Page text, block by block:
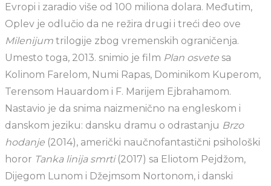
Evropi i zaradio više od 100 miliona dolara. Međutim,
Oplev je odlučio da ne režira drugi i treći deo ove
Milenijum trilogije zbog vremenskih ograničenja.
Umesto toga, 2013. snimio je film Plan osvete sa
Kolinom Farelom, Numi Rapas, Dominikom Kuperom,
Terensom Hauardom i F. Marijem Ejbrahamom.
Nastavio je da snima naizmenično na engleskom i
danskom jeziku: dansku dramu o odrastanju Brzo
hodanje (2014), američki naučnofantastični psihološki
horor Tanka linija smrti(2017) sa Eliotom Pejdžom,
Dijegom Lunom i Džejmsom Nortonom, i danski